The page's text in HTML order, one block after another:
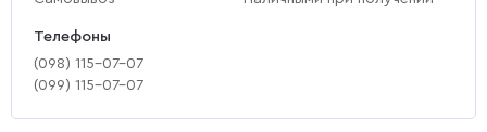
Телефоны
(‎098) 115-07-07
(‎099) 115-07-07